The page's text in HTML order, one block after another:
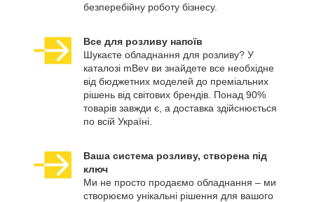
безперебійну роботу бізнесу.
Все для розливу напоїв
Шукаєте обладнання для розливу? У
каталозі mBev ви знайдете все необхідне
від бюджетних моделей до преміальних
рішень від світових брендів. Понад 90%
товарів завжди є, а доставка здійснюється
по всій Україні.
Ваша система розливу, створена під
ключ
Ми не просто продаємо обладнання – ми
створюємо унікальні рішення для вашого